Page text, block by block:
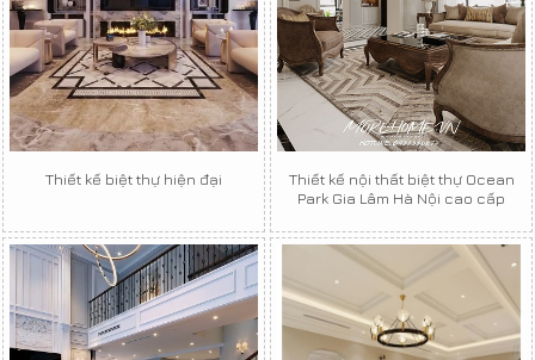
Thiết kế biệt thự hiện đại
Thiết kế nội thất biệt thự Ocean
Park Gia Lâm Hà Nội cao cấp